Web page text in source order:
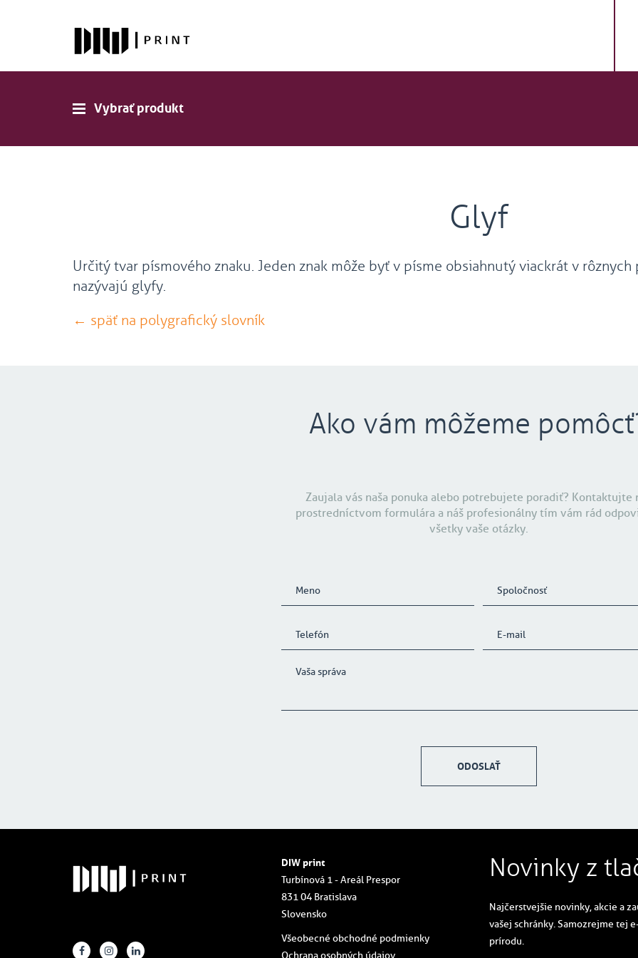
Vybrať produkt
Glyf
Určitý tvar písmového znaku. Jeden znak môže byť v písme obsiahnutý viackrát v
nazývajú glyfy.
← späť na polygrafický slovník
Ako vám môžeme
Zaujala vás naša ponuka alebo potrebujete poradiť? Kontaktujte
prostredníctvom formulára a náš profesionálny tím vám rád
všetky vaše otázky.
ODOSLAŤ
DIW print
Turbínová 1 - Areál Prespor
831 04 Bratislava
Slovensko
Všeobecné obchodné podmienky
Ochrana osobných údajov
Novinky z
Najčerstvejšie novinky, akcie a
vašej schránky. Samozrejme tej
prírodu.